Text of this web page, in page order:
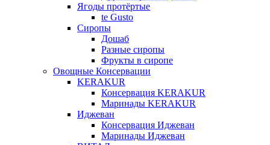
Ягоды протёртые
te Gusto
Сиропы
Дошаб
Разные сиропы
Фрукты в сиропе
Овощные Консервации
KERAKUR
Консервация KERAKUR
Маринады KERAKUR
Иджеван
Консервация Иджеван
Маринады Иджеван